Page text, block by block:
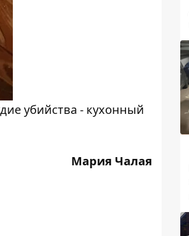
убийства - кухонный
Мария Чалая